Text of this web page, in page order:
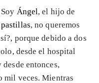
Ángel, el hijo de
, no queremos
porque debido a dos
desde el hospital
entonces,
mil veces. Mientras